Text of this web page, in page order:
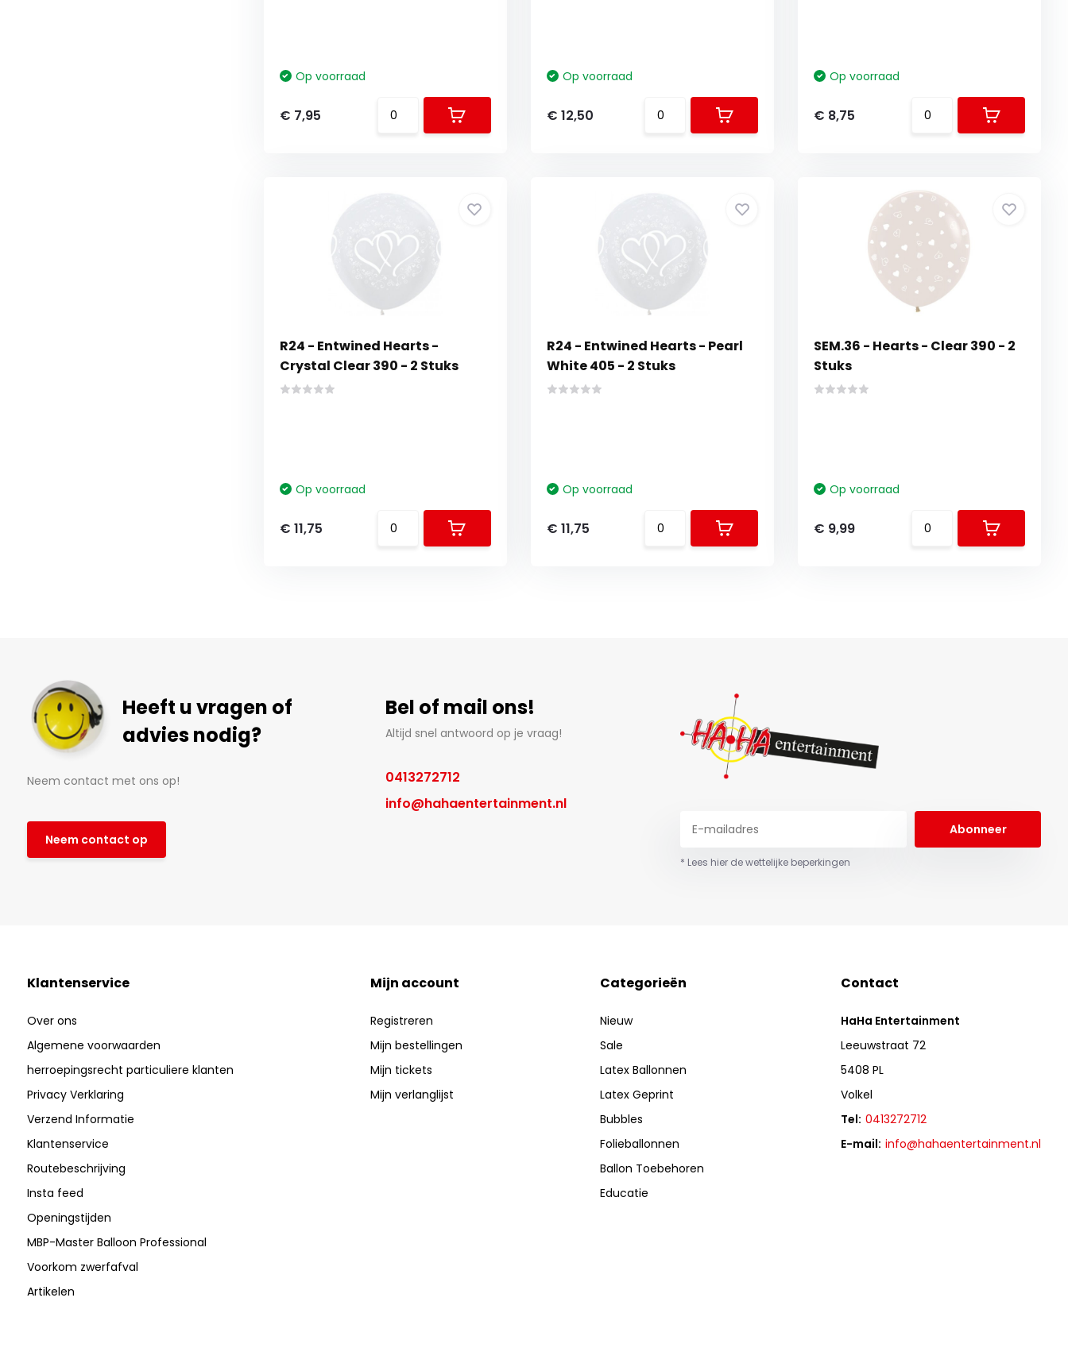
Op voorraad
€ 7,95
Op voorraad
€ 12,50
Op voorraad
€ 8,75
R24 - Entwined Hearts -
Crystal Clear 390 - 2 Stuks
Op voorraad
€ 11,75
R24 - Entwined Hearts - Pearl
White 405 - 2 Stuks
Op voorraad
€ 11,75
SEM.36 - Hearts - Clear 390 - 2
Stuks
Op voorraad
€ 9,99
Heeft u vragen of
advies nodig?
Neem contact met ons op!
Neem contact op
Bel of mail ons!
Altijd snel antwoord op je vraag!
0413272712
info@hahaentertainment.nl
Abonneer
* Lees hier de wettelijke beperkingen
Klantenservice
Over ons
Algemene voorwaarden
herroepingsrecht particuliere klanten
Privacy Verklaring
Verzend Informatie
Klantenservice
Routebeschrijving
Insta feed
Openingstijden
MBP-Master Balloon Professional
Voorkom zwerfafval
Artikelen
Mijn account
Registreren
Mijn bestellingen
Mijn tickets
Mijn verlanglijst
Categorieën
Nieuw
Sale
Latex Ballonnen
Latex Geprint
Bubbles
Folieballonnen
Ballon Toebehoren
Educatie
Contact
HaHa Entertainment
Leeuwstraat 72
5408 PL
Volkel
Tel: 0413272712
E-mail: info@hahaentertainment.nl